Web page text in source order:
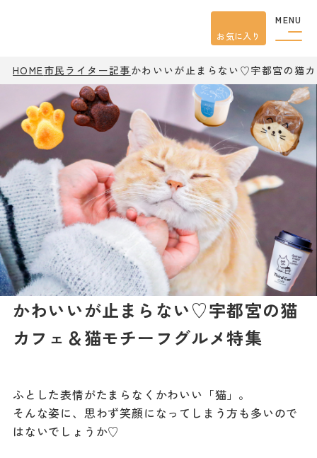
MENU
お気に入り
HOME市民ライター記事かわいいが止まらない♡宇都宮の猫
かわいいが止まらない♡宇都宮の猫
カフェ＆猫モチーフグルメ特集
ふとした表情がたまらなくかわいい「猫」。
そんな姿に、思わず笑顔になってしまう方も多いので
はないでしょうか♡
観光案内
特集
餃子
グルメ
観光スポット
イベント
モデルコース
宿泊
アクセス
ピックアップ
はじめての宇都宮
宇都宮市民ライター
記事
市民がおすすめ！餃